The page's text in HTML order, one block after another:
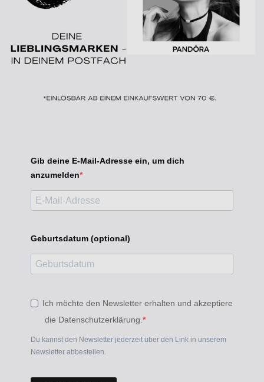
Gib deine E-Mail-Adresse ein, um dich
anzumelden
Geburtsdatum (optional)
Ich möchte den Newsletter erhalten und akzeptiere
die Datenschutzerklärung.
Du kannst den Newsletter jederzeit über den Link in unserem
Newsletter abbestellen.